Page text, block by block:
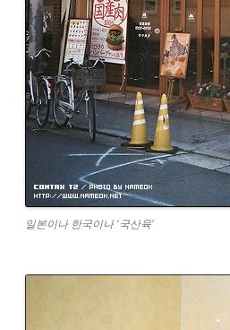
일본이나 한국이나 ‘국산육’